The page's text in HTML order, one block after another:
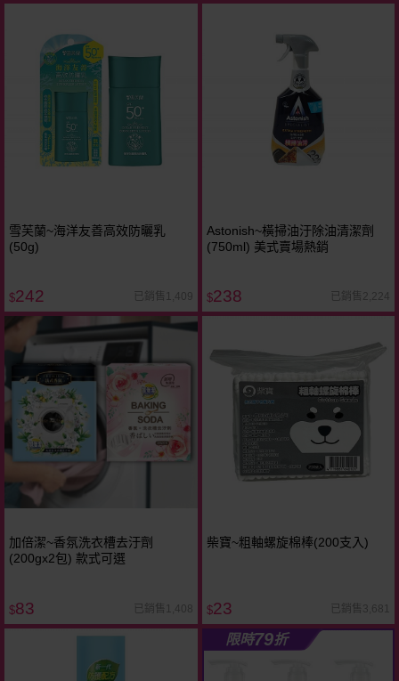
雪芙蘭~海洋友善高效防曬乳
(50g)
$242 已銷售1,409
Astonish~橫掃油汙除油清潔劑
(750ml) 美式賣場熱銷
$238 已銷售2,224
加倍潔~香氛洗衣槽去汙劑
(200gx2包) 款式可選
$83 已銷售1,408
柴寶~粗軸螺旋棉棒(200支入)
$23 已銷售3,681
限時79折